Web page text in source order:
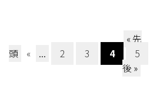
« 先
頭
« ... 2 3 4 5
後 »